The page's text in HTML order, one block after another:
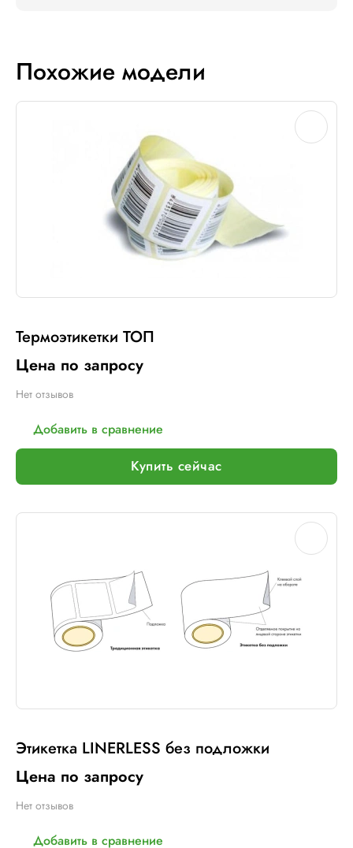
Похожие модели
Термоэтикетки ТОП
Цена по запросу
Нет отзывов
Добавить в сравнение
Купить сейчас
Этикетка LINERLESS без подложки
Цена по запросу
Нет отзывов
Добавить в сравнение